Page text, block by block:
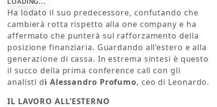
Ha lodato il suo predecessore, confutando che
cambierà rotta rispetto alla one company e ha
affermato che punterà sul rafforzamento della
posizione finanziaria. Guardando all’estero e alla
generazione di cassa. In estrema sintesi è questo
il succo della prima conference call con gli
analisti di Alessandro Profumo, ceo di Leonardo.
IL LAVORO ALL’ESTERNO